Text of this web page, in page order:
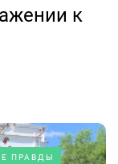
к
ПРАВДЫ